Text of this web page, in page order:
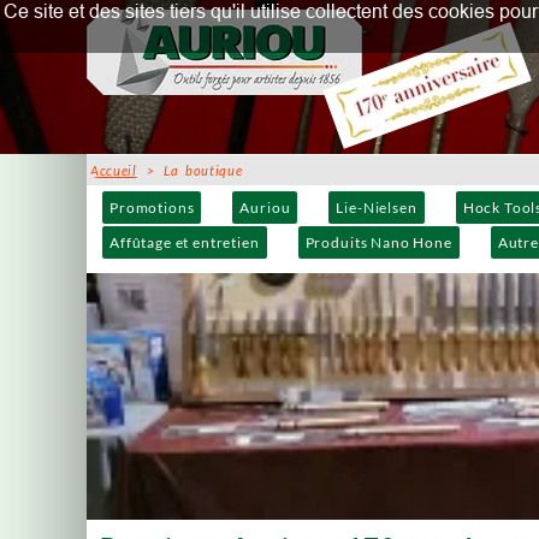
Promotions Auriou Lie-Nielsen Hock
Affûtage et entretien
Produits Nano Hone
Accueil > La boutique
Ce site et des sites tiers qu'il utilise collectent des cookies